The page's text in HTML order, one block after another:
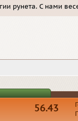
рунета. С нами
56.43